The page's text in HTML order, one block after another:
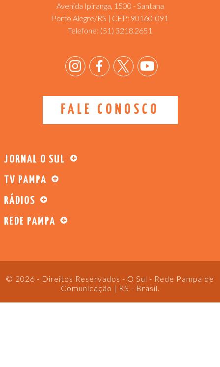
Avenida Ipiranga, 1500 - Santana
Porto Alegre/RS | CEP: 90160-091
Telefone: (51) 3218.2651
FALE CONOSCO
JORNAL O SUL
TV PAMPA
RÁDIOS
REDE PAMPA
© 2026 - Direitos Reservados - O Sul - Rede Pampa de
Comunicação | RS - Brasil.